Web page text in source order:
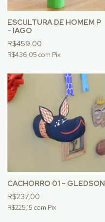
ESCULTURA DE HOMEM P
- IAGO
R$459,00
R$436,05 com Pix
CACHORRO 01 - GLEDSON
R$237,00
R$225,15 com Pix